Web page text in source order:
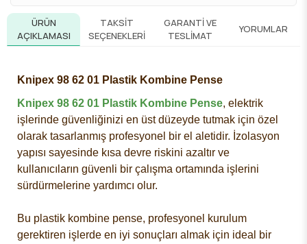
ÜRÜN
AÇIKLAMASI
TAKSIT
SEÇENEKLERI
GARANTI VE
TESLIMAT
YORUMLAR
Knipex 98 62 01 Plastik Kombine Pense
Knipex 98 62 01 Plastik Kombine Pense, elektrik
işlerinde güvenliğinizi en üst düzeyde tutmak için özel
olarak tasarlanmış profesyonel bir el aletidir. İzolasyon
yapısı sayesinde kısa devre riskini azaltır ve
kullanıcıların güvenli bir çalışma ortamında işlerini
sürdürmelerine yardımcı olur.
Bu plastik kombine pense, profesyonel kurulum
gerektiren işlerde en iyi sonuçları almak için ideal bir